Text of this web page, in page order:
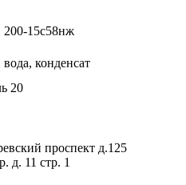
200-15с58нж
вода, конденсат
20
проспект д.125
д. 11 стр. 1